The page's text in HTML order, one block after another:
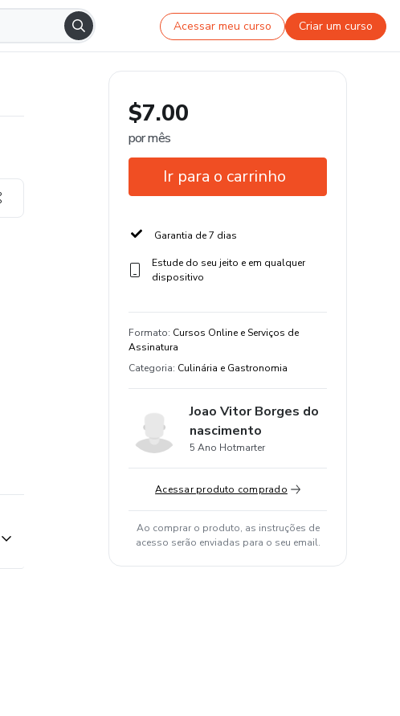
Acessar meu curso Criar um curso
$7.00
por mês
Ir para o carrinho
Garantia de 7 dias
Estude do seu jeito e em qualquer
dispositivo
Formato: Cursos Online e Serviços de
Assinatura
Categoria: Culinária e Gastronomia
Joao Vitor Borges do
nascimento
5 Ano Hotmarter
Acessar produto comprado
Ao comprar o produto, as instruções de
acesso serão enviadas para o seu email.